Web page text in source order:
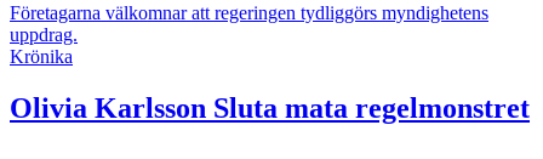
Företagarna välkomnar att regeringen tydliggörs myndighetens
uppdrag.
Krönika
Olivia Karlsson Sluta mata regelmonstret